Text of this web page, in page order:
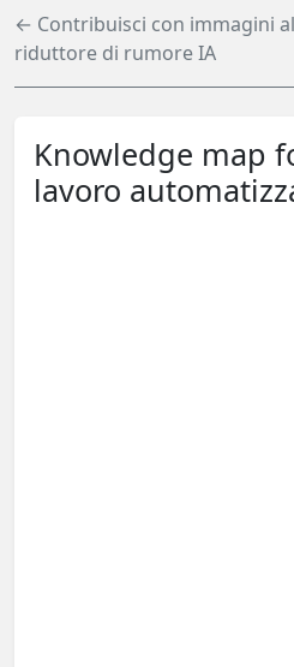
← Contribuisci con immagini al
riduttore di rumore IA
Knowledge map
lavoro